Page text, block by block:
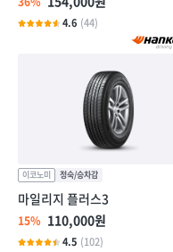
4.6 (44)
마일리지 플러스3
15% 110,000원
4.5 (102)